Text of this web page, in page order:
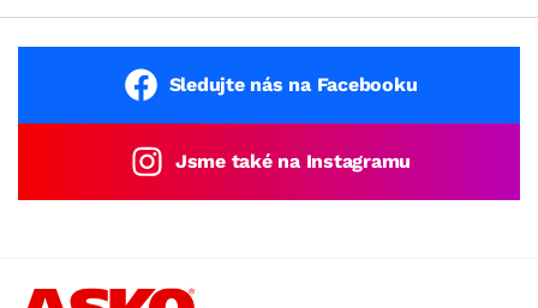
Sledujte nás na Facebooku
Jsme také na Instagramu